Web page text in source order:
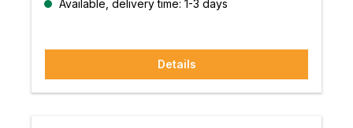
Available, delivery time: 1-3 days
Details